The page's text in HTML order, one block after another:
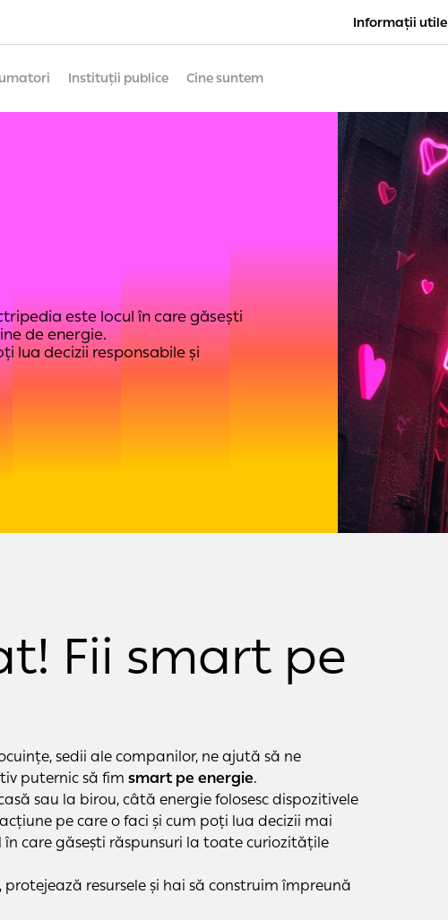
Informații utile
Instituții publice Cine suntem
este locul în care găsești
de energie.
lua decizii responsabile și
Fii smart pe
sedii ale companilor, ne ajută să ne
puternic să fimsmart pe energie.
sau la birou, câtă energie folosesc dispozitivele
pe care o faci și cum poți lua decizii mai
în care găsești răspunsuri la toate curiozitățile
resursele și hai să construim împreună